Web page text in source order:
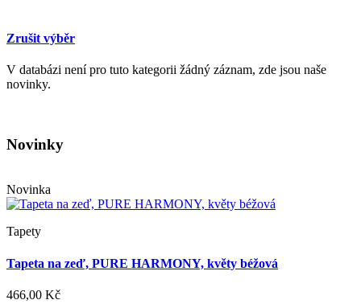
Zrušit výběr
V databázi není pro tuto kategorii žádný záznam, zde jsou naše
novinky.
Novinky
Novinka
Tapety
Tapeta na zeď, PURE HARMONY, květy béžová
466,00 Kč